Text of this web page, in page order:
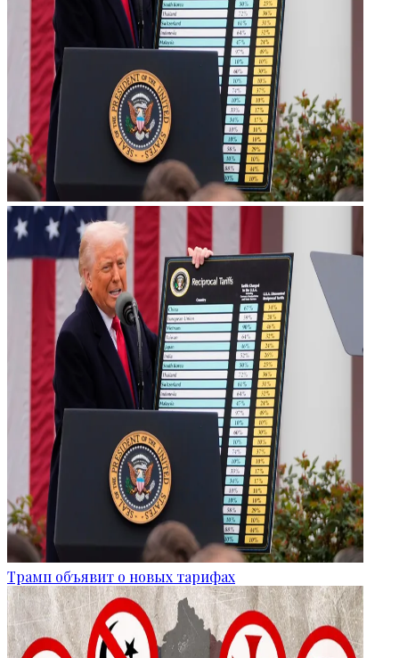
Трамп объявит о новых тарифах